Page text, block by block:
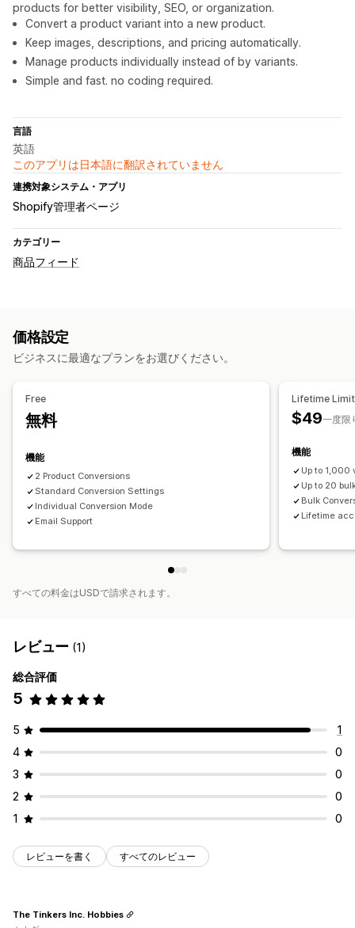
products for better visibility, SEO, or organization.
Convert a product variant into a new product.
Keep images, descriptions, and pricing automatically.
Manage products individually instead of by variants.
Simple and fast. no coding required.
言語
英語
このアプリは日本語に翻訳されていません
連携対象システム・アプリ
Shopify管理者ページ
カテゴリー
商品フィード
価格設定
ビジネスに最適なプランをお選びください。
Free
無料
機能
2 Product Conversions
Standard Conversion Settings
Individual Conversion Mode
Email Support
Lifetime
$49一度限
機能
Up to 1,000
Up to 20
Bulk
Lifetime
すべての料金はUSDで請求されます。
レビュー (1)
総合評価
5
5
1
4
0
3
0
2
0
1
0
レビューを書く すべてのレビュー
The Tinkers Inc. Hobbies